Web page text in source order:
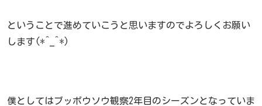
ということで進めていこうと思いますのでよろしくお願い
します(*^_^*)
僕としてはブッポウソウ観察2年目のシーズンとなっていま